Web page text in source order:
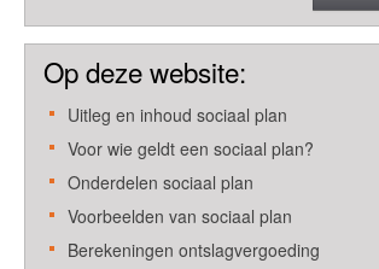
Op deze website:
Uitleg en inhoud sociaal plan
Voor wie geldt een sociaal plan?
Onderdelen sociaal plan
Voorbeelden van sociaal plan
Berekeningen ontslagvergoeding